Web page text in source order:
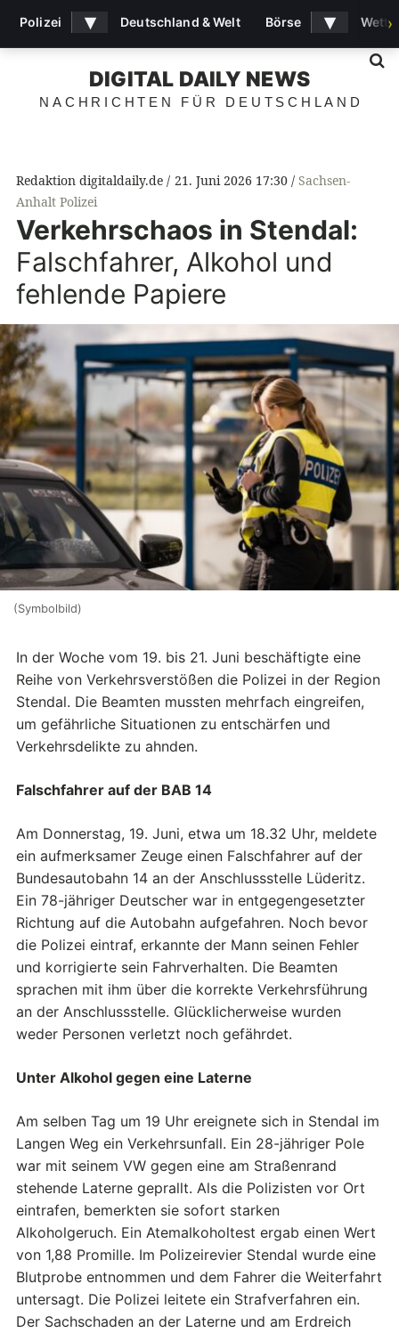
DIGITAL DAILY NEWS
NACHRICHTEN FÜR DEUTSCHLAND
Redaktion digitaldaily.de 21. Juni 2026 17:30
Sachsen-
Anhalt Polizei
Verkehrschaos in Stendal:
Falschfahrer, Alkohol und
fehlende Papiere
(Symbolbild)
In der Woche vom 19. bis 21. Juni beschäftigte eine
Reihe von Verkehrsverstößen die Polizei in der Region
Stendal. Die Beamten mussten mehrfach eingreifen,
um gefährliche Situationen zu entschärfen und
Verkehrsdelikte zu ahnden.
Falschfahrer auf der BAB 14
Am Donnerstag, 19. Juni, etwa um 18.32 Uhr, meldete
ein aufmerksamer Zeuge einen Falschfahrer auf der
Bundesautobahn 14 an der Anschlussstelle Lüderitz.
Ein 78-jähriger Deutscher war in entgegengesetzter
Richtung auf die Autobahn aufgefahren. Noch bevor
die Polizei eintraf, erkannte der Mann seinen Fehler
und korrigierte sein Fahrverhalten. Die Beamten
sprachen mit ihm über die korrekte Verkehrsführung
an der Anschlussstelle. Glücklicherweise wurden
weder Personen verletzt noch gefährdet.
Unter Alkohol gegen eine Laterne
Am selben Tag um 19 Uhr ereignete sich in Stendal im
Langen Weg ein Verkehrsunfall. Ein 28-jähriger Pole
war mit seinem VW gegen eine am Straßenrand
stehende Laterne geprallt. Als die Polizisten vor Ort
eintrafen, bemerkten sie sofort starken
Alkoholgeruch. Ein Atemalkoholtest ergab einen Wert
von 1,88 Promille. Im Polizeirevier Stendal wurde eine
Blutprobe entnommen und dem Fahrer die Weiterfahrt
untersagt. Die Polizei leitete ein Strafverfahren ein.
Der Sachschaden an der Laterne und am Erdreich
Polizei ▾ Deutschland & Welt Börse ▾ ›